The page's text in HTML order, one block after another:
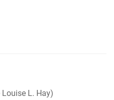
L. Hay)